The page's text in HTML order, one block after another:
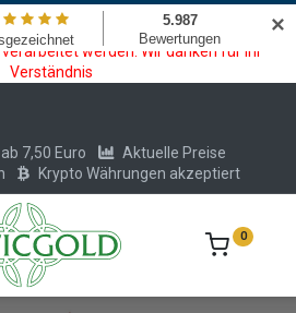
und Krypto Bezahlmodul. In der
können keine Krypto oder
werden. Wir danken für Ihr
Verständnis
7,50 Euro
Aktuelle Preise
Krypto Währungen akzeptiert
0
✕